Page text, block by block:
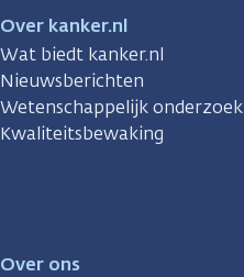
Over kanker.nl
Wat biedt kanker.nl
Nieuwsberichten
Wetenschappelijk onderzoek
Kwaliteitsbewaking
Over ons